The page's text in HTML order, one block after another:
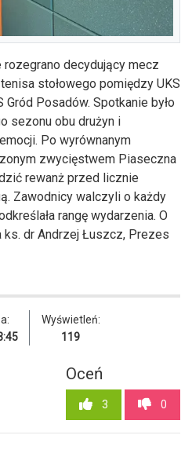
rozegrano decydujący mecz
stołowego pomiędzy UKS
Posadów. Spotkanie było
sezonu obu drużyn i
Po wyrównanym
zwycięstwem Piaseczna
rewanż przed licznie
Zawodnicy walczyli o każdy
rangę wydarzenia. O
dr Andrzej Łuszcz, Prezes
Wyświetleń:
119
Oceń
3 0